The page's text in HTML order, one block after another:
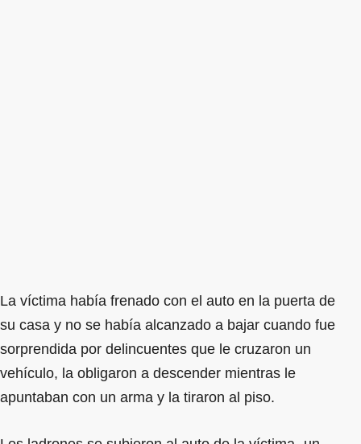
La víctima había frenado con el auto en la puerta de
su casa y no se había alcanzado a bajar cuando fue
sorprendida por delincuentes que le cruzaron un
vehículo, la obligaron a descender mientras le
apuntaban con un arma y la tiraron al piso.